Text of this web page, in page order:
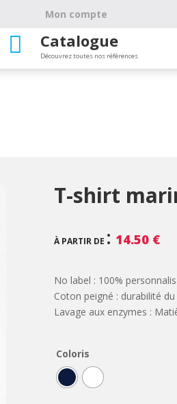
Mon compte
 Catalogue
Découvrez toutes nos références
T-shirt
À PARTIR DE : 14.50 €
No label : 100%
Coton peigné : durabilité
Lavage aux enzymes :
Coloris